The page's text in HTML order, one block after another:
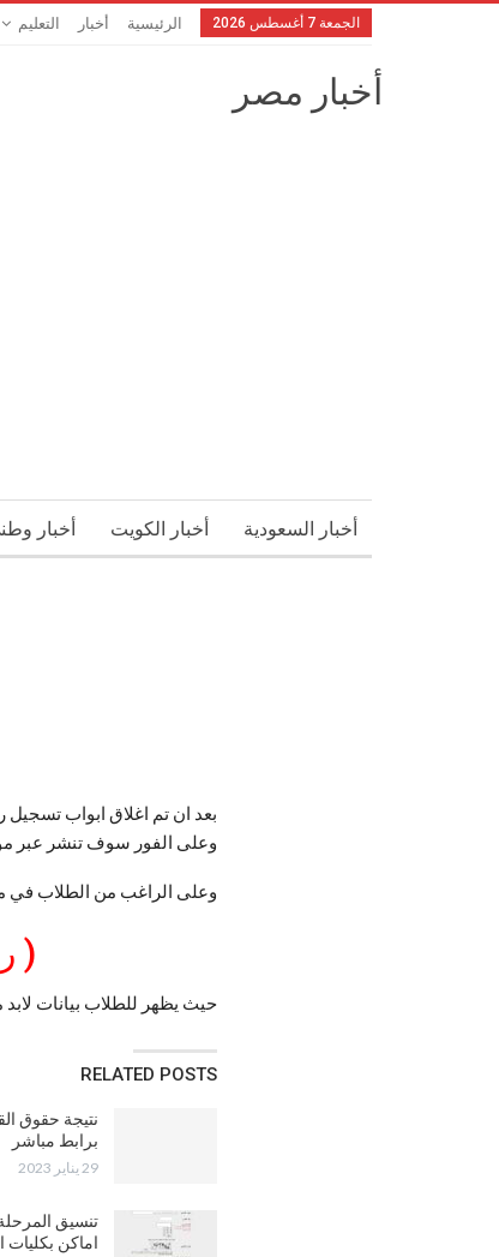
الجمعة 7 أغسطس 2026 الرئيسية أخبار التعليم
أخبار مصر
أخبار السعودية أخبار الكويت أخبار
وعلى الفور سوف تنشر عبر موقع
وعلى الراغب من الطلاب في معرفة نتيجة تنسيق
(
حيث يظهر للطلاب بيانات لابد من
RELATED POSTS
برابط مباشر
29 يناير 2023
اماكن بكليات